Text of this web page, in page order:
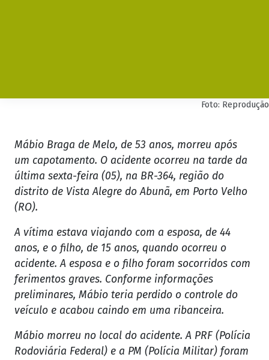
Foto: Reprodução
Mábio Braga de Melo, de 53 anos, morreu após
um capotamento. O acidente ocorreu na tarde da
última sexta-feira (05), na BR-364, região do
distrito de Vista Alegre do Abunã, em Porto Velho
(RO).
A vítima estava viajando com a esposa, de 44
anos, e o filho, de 15 anos, quando ocorreu o
acidente. A esposa e o filho foram socorridos com
ferimentos graves. Conforme informações
preliminares, Mábio teria perdido o controle do
veículo e acabou caindo em uma ribanceira.
Mábio morreu no local do acidente. A PRF (Polícia
Rodoviária Federal) e a PM (Polícia Militar) foram